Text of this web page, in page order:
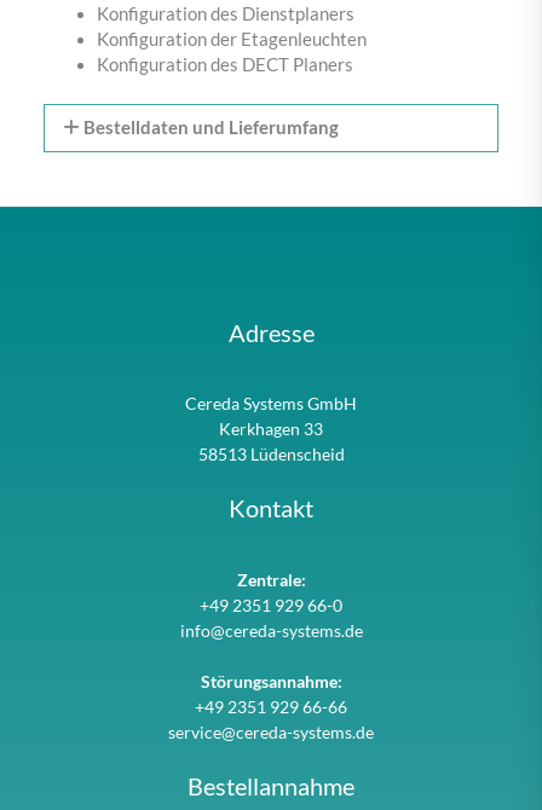
Konfiguration des Dienstplaners
Konfiguration der Etagenleuchten
Konfiguration des DECT Planers
Bestelldaten und Lieferumfang
Adresse
Cereda Systems GmbH
Kerkhagen 33
58513 Lüdenscheid
Kontakt
Zentrale:
+49 2351 929 66-0
info@cereda-systems.de
Störungsannahme:
+49 2351 929 66-66
service@cereda-systems.de
Bestellannahme